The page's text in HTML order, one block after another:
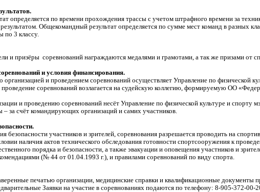
определяется по времени прохождения трассы с учетом штрафного времени за
Общекомандный результат определяется по сумме мест команд в разных
по 3 классу.
и призёры соревнований награждаются медалями и грамотами, а так же призами от
и условия финансирования.
организацией и проведением соревнований осуществляет Управление по физической
соревнований возлагается на судейскую коллегию, формируемую ОО
и проведению соревнований несёт Управление по физической культуре и
– за счёт командирующих организаций и самих участников.
безопасности участников и зрителей, соревнования разрешается проводить на
наличия актов технического обследования готовности спортсооружения к
порядка и безопасности, а также эвакуации и оповещения участников и
(№ 44 от 01.04.1993 г.), и правилами соревнований по виду спорта.
печатью организации, медицинские справки и квалификационные документы
Заявки на участие в соревнованиях подаются по телефону: 8-905-372-00-